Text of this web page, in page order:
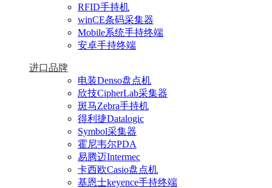
RFID手持机
winCE条码采集器
Mobile系统手持终端
安卓手持终端
进口品牌
电装Denso盘点机
欣技CipherLab采集器
斑马Zebra手持机
得利捷Datalogic
Symbol采集器
霍尼韦尔PDA
易腾迈Intermec
卡西欧Casio盘点机
基恩士keyence手持终端